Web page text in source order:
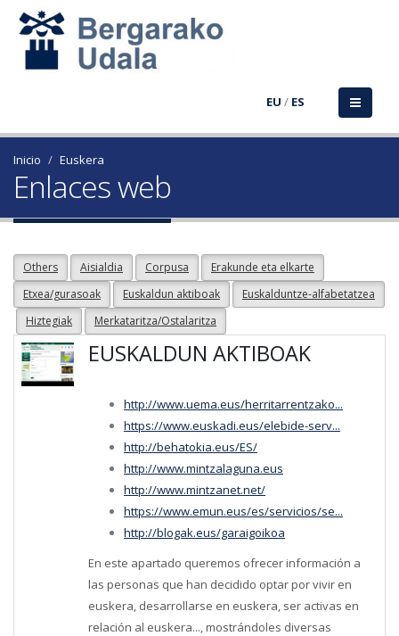
EU / ES
Inicio Euskera
Enlaces web
Others Aisialdia Corpusa
Erakunde eta elkarte
Etxea/gurasoak
Euskaldun aktiboak
Euskalduntze-alfabetatzea
Hiztegiak
Merkataritza/Ostalaritza
EUSKALDUN AKTIBOAK
http://www.uema.eus/herritarrentzako...
https://www.euskadi.eus/elebide-serv...
http://behatokia.eus/ES/
http://www.mintzalaguna.eus
http://www.mintzanet.net/
https://www.emun.eus/es/servicios/se...
http://blogak.eus/garaigoikoa
En este apartado queremos ofrecer información a
las personas que han decidido optar por vivir en
euskera, desarrollarse en euskera, ser activas en
relación al euskera..., mostrándoles diversas